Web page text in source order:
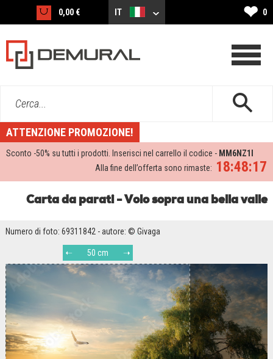
0,00 € IT ❤ 0
Cerca...
ATTENZIONE PROMOZIONE!
Sconto -50% su tutti i prodotti. Inserisci nel carrello il codice - MM6NZ1I
18:48:17
Alla fine dell’offerta sono rimaste:
Carta da parati - Volo sopra una bella valle
Numero di foto: 69311842 - autore: © Givaga
50 cm